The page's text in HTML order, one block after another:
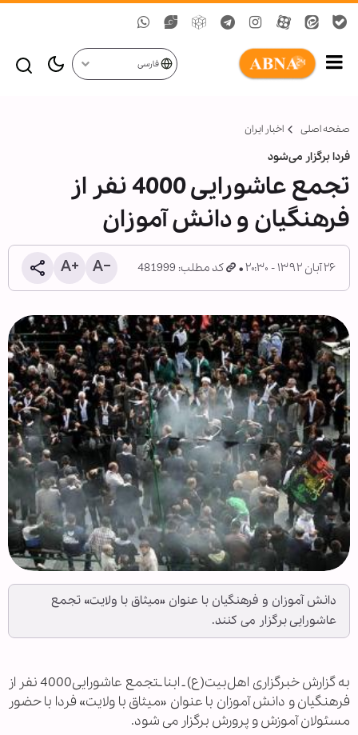
فارسی
صفحه اصلی اخبار ایران
فردا برگزار می‌شود
تجمع عاشورايی 4000 نفر از
فرهنگيان و دانش آموزان
۲۶ آبان ۱۳۹۲ - ۲۰:۳۰ کد مطلب: 481999
دانش آموزان و فرهنگیان با عنوان «میثاق با ولایت» تجمع
عاشورایی برگزار می کنند.
به گزارش خبرگزاری اهل‌بیت(ع) ـ ابنا ـتجمع عاشورایی4000 نفر از
فرهنگیان و دانش آموزان با عنوان «میثاق با ولایت» فردا با حضور
مسئولان آموزش و پرورش برگزار می شود.